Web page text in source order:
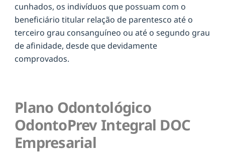
cunhados, os indivíduos que possuam com o
beneficiário titular relação de parentesco até o
terceiro grau consanguíneo ou até o segundo grau
de afinidade, desde que devidamente
comprovados.
Plano Odontológico
OdontoPrev Integral DOC
Empresarial